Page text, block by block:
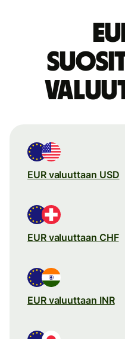
EUR valuuttaan USD
EUR valuuttaan CHF
EUR valuuttaan INR